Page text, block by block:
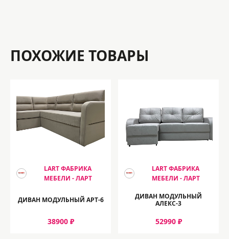
ПОХОЖИЕ ТОВАРЫ
LART ФАБРИКА
МЕБЕЛИ - ЛАРТ
ДИВАН МОДУЛЬНЫЙ АРТ-6
38900 ₽
LART ФАБРИКА
МЕБЕЛИ - ЛАРТ
ДИВАН МОДУЛЬНЫЙ
АЛЕКС-3
52990 ₽